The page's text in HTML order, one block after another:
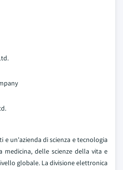
e un'azienda di scienza e tecnologia
medicina, delle scienze della vita e
globale. La divisione elettronica